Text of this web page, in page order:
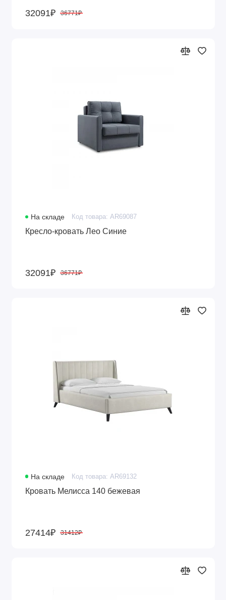
32091₽ 36771₽
На складе Код товара: AR69087
Кресло-кровать Лео Синие
32091₽ 36771₽
На складе Код товара: AR69132
Кровать Мелисса 140 бежевая
27414₽ 31412₽